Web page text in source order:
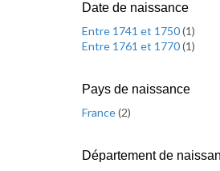
Date de naissance
Entre 1741 et 1750(1)
Entre 1761 et 1770(1)
Pays de naissance
France(2)
Département de